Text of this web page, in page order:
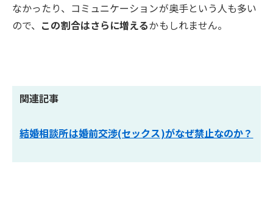
なかったり、コミュニケーションが奥手という人も多い
ので、 この割合はさらに増えるかもしれません。
関連記事
結婚相談所は婚前交渉(セックス)がなぜ禁止なのか？